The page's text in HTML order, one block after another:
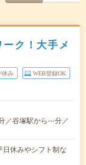
ク！大手メ
休み WEB登録OK
／谷塚駅から---分／
休みやシフト制な